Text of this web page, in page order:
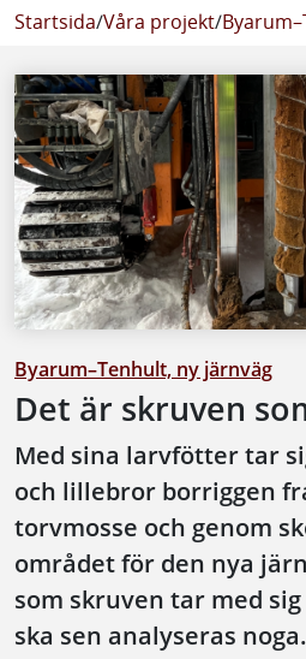
Startsida/Våra projekt/
Byarum–Tenhult, ny järnväg
Det är skruven
Med sina larvfötter tar
och lillebror borriggen
torvmosse och genom
området för den nya
som skruven tar med
ska sen analyseras noga.